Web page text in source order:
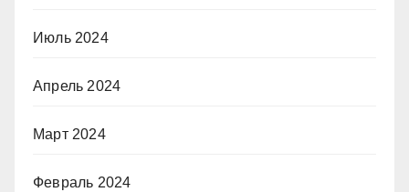
Июль 2024
Апрель 2024
Март 2024
Февраль 2024